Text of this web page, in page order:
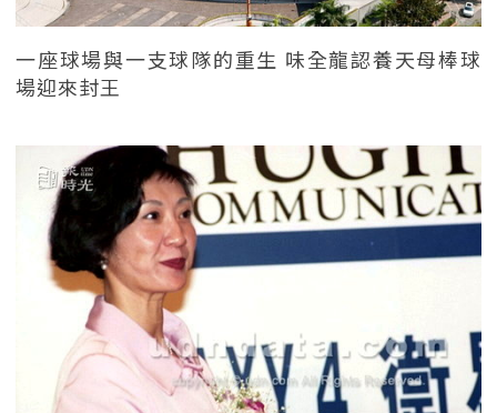
一座球場與一支球隊的重生 味全龍認養天母棒球
場迎來封王